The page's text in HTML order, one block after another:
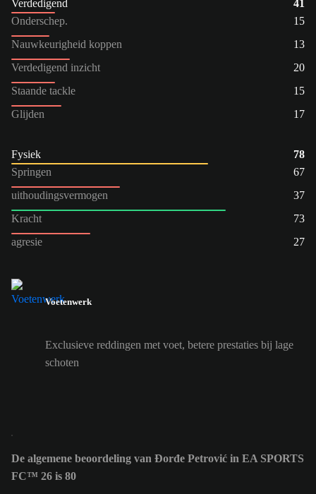
Verdedigend
41
Onderschep.
15
Nauwkeurigheid koppen
13
Verdedigend inzicht
20
Staande tackle
15
Glijden
17
Fysiek
78
Springen
67
uithoudingsvermogen
37
Kracht
73
agresie
27
Voetenwerk
Exclusieve reddingen met voet, betere prestaties bij lage
schoten
De algemene beoordeling van Đorđe Petrović in EA SPORTS
FC™ 26 is 80